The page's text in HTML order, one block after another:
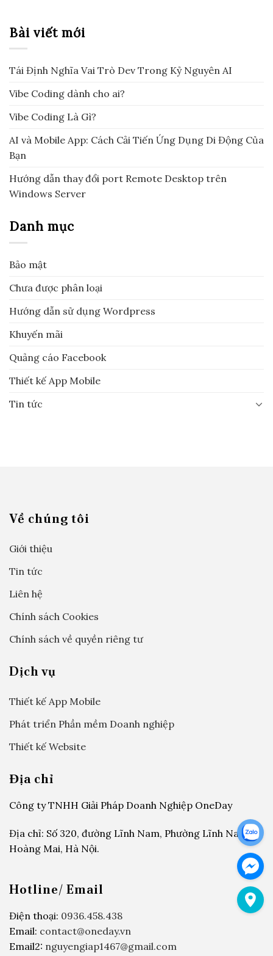
Bài viết mới
Tái Định Nghĩa Vai Trò Dev Trong Kỷ Nguyên AI
Vibe Coding dành cho ai?
Vibe Coding Là Gì?
AI và Mobile App: Cách Cải Tiến Ứng Dụng Di Động Của
Bạn
Hướng dẫn thay đổi port Remote Desktop trên
Windows Server
Danh mục
Bảo mật
Chưa được phân loại
Hướng dẫn sử dụng Wordpress
Khuyến mãi
Quảng cáo Facebook
Thiết kế App Mobile
Tin tức
Về chúng tôi
Giới thiệu
Tin tức
Liên hệ
Chính sách Cookies
Chính sách về quyền riêng tư
Dịch vụ
Thiết kế App Mobile
Phát triển Phần mềm Doanh nghiệp
Thiết kế Website
Địa chỉ
Công ty TNHH Giải Pháp Doanh Nghiệp OneDay
Địa chỉ: Số 320, đường Lĩnh Nam, Phường Lĩnh Nam,
Hoàng Mai, Hà Nội.
Hotline/ Email
Điện thoại: 0936.458.438
Email: contact@oneday.vn
Email2: nguyengiap1467@gmail.com